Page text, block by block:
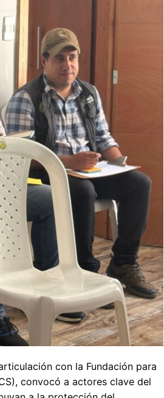
con la Fundación para
convocó a actores clave del